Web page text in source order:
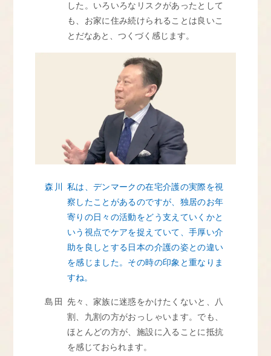
した。いろいろなリスクがあったとして
も、お家に住み続けられることは良いこ
とだなあと、つくづく感じます。
森川
私は、デンマークの在宅介護の実際を視
察したことがあるのですが、独居のお年
寄りの日々の活動をどう支えていくかと
いう視点でケアを捉えていて、手厚い介
助を良しとする日本の介護の姿との違い
を感じました。その時の印象と重なりま
すね。
島田
先々、家族に迷惑をかけたくないと、八
割、九割の方がおっしゃいます。でも、
ほとんどの方が、施設に入ることに抵抗
を感じておられます。